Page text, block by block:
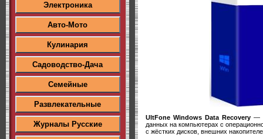
Электроника
Авто-Мото
Кулинария
Садоводство-Дача
Семейные
Развлекательные
Журналы Русские
UltFone Windows Data Recovery—
данных на компьютерах с
с жёстких дисков, внешних